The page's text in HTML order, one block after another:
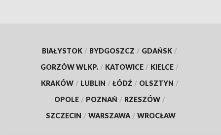
BIAŁYSTOK / BYDGOSZCZ / GDAŃSK /
GORZÓW WLKP. / KATOWICE / KIELCE /
KRAKÓW / LUBLIN / ŁÓDŹ / OLSZTYN /
OPOLE / POZNAŃ / RZESZÓW /
SZCZECIN / WARSZAWA / WROCŁAW